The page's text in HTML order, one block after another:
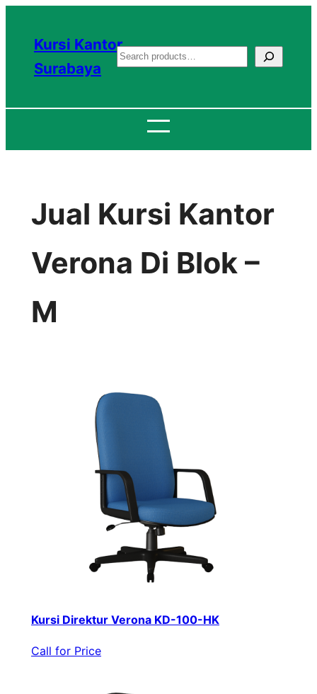
konten
Kursi Kantor
Surabaya
S
a
c
Jual Kursi Kantor
Verona Di Blok –
M
Kursi Direktur Verona KD-100-HK
Call for Price